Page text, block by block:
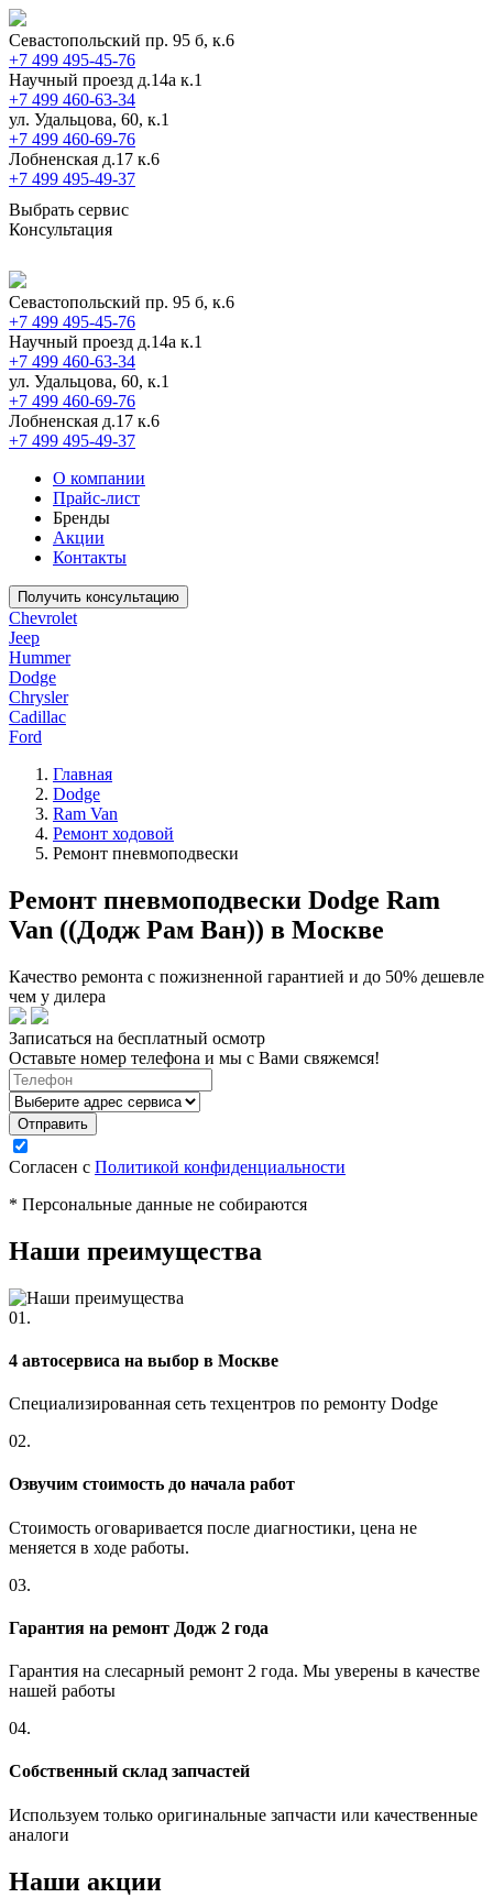
Севастопольский пр. 95 б, к.6
+7 499 495-45-76
Научный проезд д.14а к.1
+7 499 460-63-34
ул. Удальцова, 60, к.1
+7 499 460-69-76
Лобненская д.17 к.6
+7 499 495-49-37
Выбрать сервис
Консультация
Севастопольский пр. 95 б, к.6
+7 499 495-45-76
Научный проезд д.14а к.1
+7 499 460-63-34
ул. Удальцова, 60, к.1
+7 499 460-69-76
Лобненская д.17 к.6
+7 499 495-49-37
О компании
Прайс-лист
Бренды
Акции
Контакты
Получить консультацию
Chevrolet
Jeep
Hummer
Dodge
Chrysler
Cadillac
Ford
Главная
Dodge
Ram Van
Ремонт ходовой
Ремонт пневмоподвески
Ремонт пневмоподвески Dodge Ram
Van ((Додж Рам Ван)) в Москве
Качество ремонта с пожизненной гарантией и до 50% дешевле
чем у дилера
Записаться на бесплатный осмотр
Оставьте номер телефона и мы с Вами свяжемся!
Согласен с Политикой конфиденциальности
* Персональные данные не собираются
Наши преимущества
01.
4 автосервиса на выбор в Москве
Специализированная сеть техцентров по ремонту Dodge
02.
Озвучим стоимость до начала работ
Стоимость оговаривается после диагностики, цена не
меняется в ходе работы.
03.
Гарантия на ремонт Додж 2 года
Гарантия на слесарный ремонт 2 года. Мы уверены в качестве
нашей работы
04.
Собственный склад запчастей
Используем только оригинальные запчасти или качественные
аналоги
Наши акции